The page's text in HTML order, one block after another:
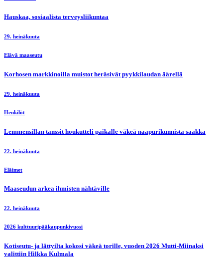
Hauskaa, sosiaalista terveysliikuntaa
29. heinäkuuta
Elävä maaseutu
Korhosen markkinoilla muistot heräsivät pyykkilaudan äärellä
29. heinäkuuta
Henkilöt
Lemmensillan tanssit houkutteli paikalle väkeä naapurikunnista saakka
22. heinäkuuta
Eläimet
Maaseudun arkea ihmisten nähtäville
22. heinäkuuta
2026 kulttuuripääkaupunkivuosi
Kotiseutu- ja lättyilta kokosi väkeä torille, vuoden 2026 Mutti-Miinaksi
valittiin Hilkka Kulmala